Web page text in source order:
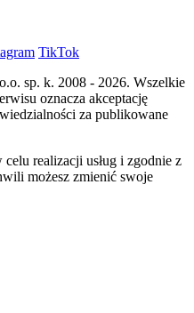
TikTok
sp. k. 2008 - 2026. Wszelkie
oznacza akceptację
za publikowane
realizacji usług i zgodnie z
możesz zmienić swoje